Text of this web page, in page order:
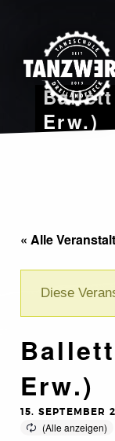
Erw.)
« Alle
Diese
Erw.)
15. SEPTEMBER